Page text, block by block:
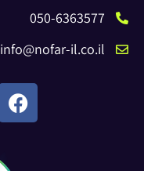
050-6363577
info@nofar-il.co.il